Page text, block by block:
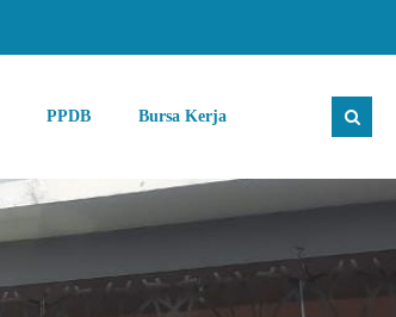
PPDB Bursa Kerja